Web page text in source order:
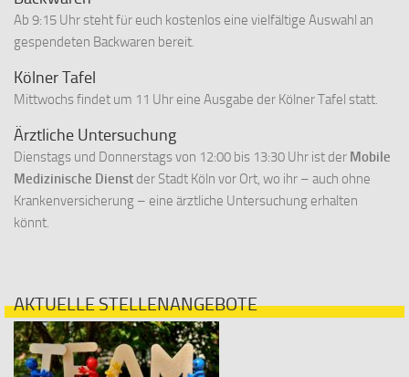
Ab 9:15 Uhr steht für euch kostenlos eine vielfältige Auswahl an
gespendeten Backwaren bereit.
Kölner Tafel
Mittwochs findet um 11 Uhr eine Ausgabe der Kölner Tafel statt.
Ärztliche Untersuchung
Dienstags und Donnerstags von 12:00 bis 13:30 Uhr ist der Mobile
Medizinische Dienst der Stadt Köln vor Ort, wo ihr – auch ohne
Krankenversicherung – eine ärztliche Untersuchung erhalten
könnt.
AKTUELLE STELLENANGEBOTE